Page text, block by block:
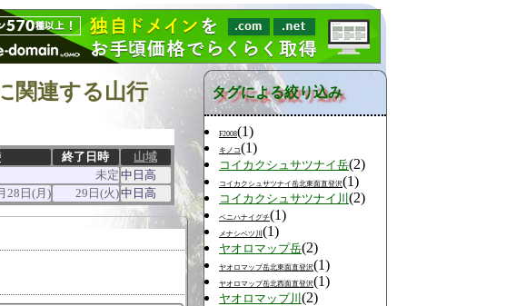
関連する山行
終了日時
山域
未定 中日高
28日(月) 29日(火)中日高
タグによる絞り込み
F2008(1)
キノコ(1)
コイカクシュサツナイ岳(2)
コイカクシュサツナイ岳北東面直登沢(1)
コイカクシュサツナイ川 (2)
ベニハナイグチ(1)
メナシベツ川 (1)
ヤオロマップ岳(2)
ヤオロマップ岳北東面直登沢(1)
ヤオロマップ岳北西面直登沢(1)
ヤオロマップ川 (2)